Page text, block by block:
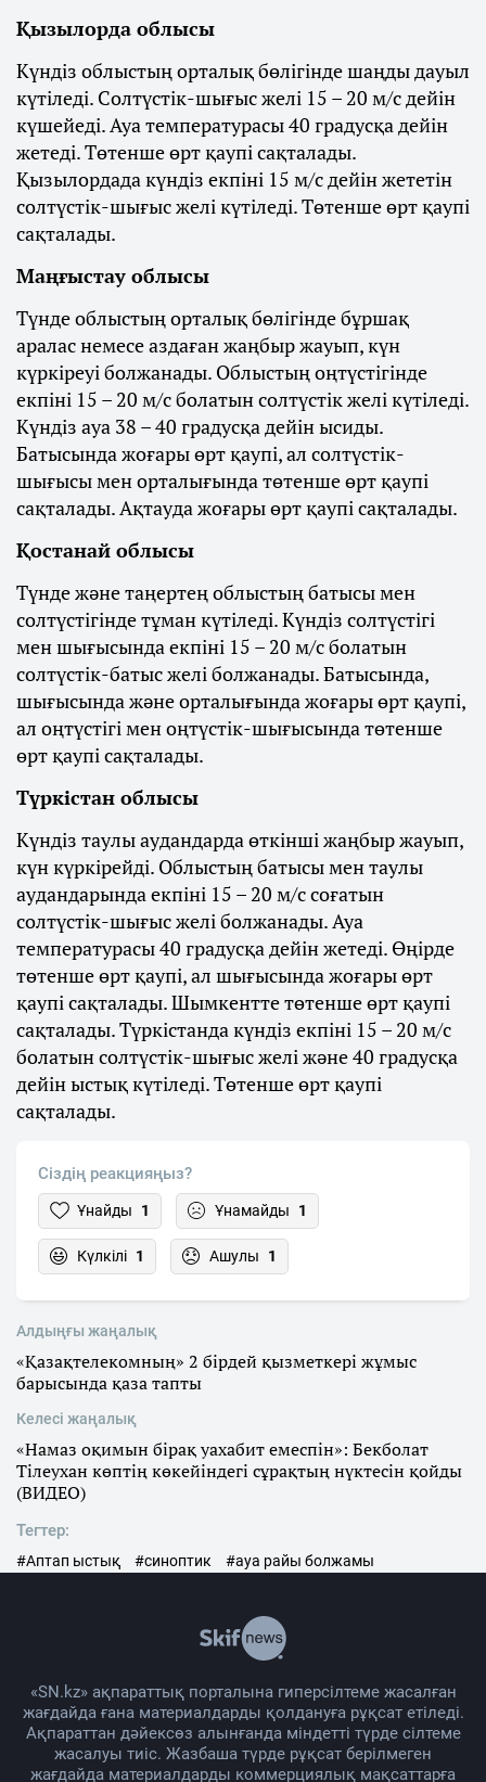
Қызылорда облысы
Күндіз облыстың орталық бөлігінде шаңды дауыл
күтіледі. Солтүстік-шығыс желі 15 – 20 м/с дейін
күшейеді. Ауа температурасы 40 градусқа дейін
жетеді. Төтенше өрт қаупі сақталады.
Қызылордада күндіз екпіні 15 м/с дейін жететін
солтүстік-шығыс желі күтіледі. Төтенше өрт қаупі
сақталады.
Маңғыстау облысы
Түнде облыстың орталық бөлігінде бұршақ
аралас немесе аздаған жаңбыр жауып, күн
күркіреуі болжанады. Облыстың оңтүстігінде
екпіні 15 – 20 м/с болатын солтүстік желі күтіледі.
Күндіз ауа 38 – 40 градусқа дейін ысиды.
Батысында жоғары өрт қаупі, ал солтүстік-
шығысы мен орталығында төтенше өрт қаупі
сақталады. Ақтауда жоғары өрт қаупі сақталады.
Қостанай облысы
Түнде және таңертең облыстың батысы мен
солтүстігінде тұман күтіледі. Күндіз солтүстігі
мен шығысында екпіні 15 – 20 м/с болатын
солтүстік-батыс желі болжанады. Батысында,
шығысында және орталығында жоғары өрт қаупі,
ал оңтүстігі мен оңтүстік-шығысында төтенше
өрт қаупі сақталады.
Түркістан облысы
Күндіз таулы аудандарда өткінші жаңбыр жауып,
күн күркірейді. Облыстың батысы мен таулы
аудандарында екпіні 15 – 20 м/с соғатын
солтүстік-шығыс желі болжанады. Ауа
температурасы 40 градусқа дейін жетеді. Өңірде
төтенше өрт қаупі, ал шығысында жоғары өрт
қаупі сақталады. Шымкентте төтенше өрт қаупі
сақталады. Түркістанда күндіз екпіні 15 – 20 м/с
болатын солтүстік-шығыс желі және 40 градусқа
дейін ыстық күтіледі. Төтенше өрт қаупі
сақталады.
Сіздің реакцияңыз?
Ұнайды 1 Ұнамайды 1
Күлкілі 1 Ашулы 1
Алдыңғы жаңалық
«Қазақтелекомның» 2 бірдей қызметкері жұмыс
барысында қаза тапты
Келесі жаңалық
«Намаз оқимын бірақ уахабит емеспін»: Бекболат
Тілеухан көптің көкейіндегі сұрақтың нүктесін қойды
(ВИДЕО)
Тегтер:
#Аптап ыстық #синоптик #ауа райы болжамы
«SN.kz» ақпараттық порталына гиперсілтеме жасалған
жағдайда ғана материалдарды қолдануға рұқсат етіледі.
Ақпараттан дәйексөз алынғанда міндетті түрде сілтеме
жасалуы тиіс. Жазбаша түрде рұқсат берілмеген
жағдайда материалдарды коммерциялық мақсаттарға